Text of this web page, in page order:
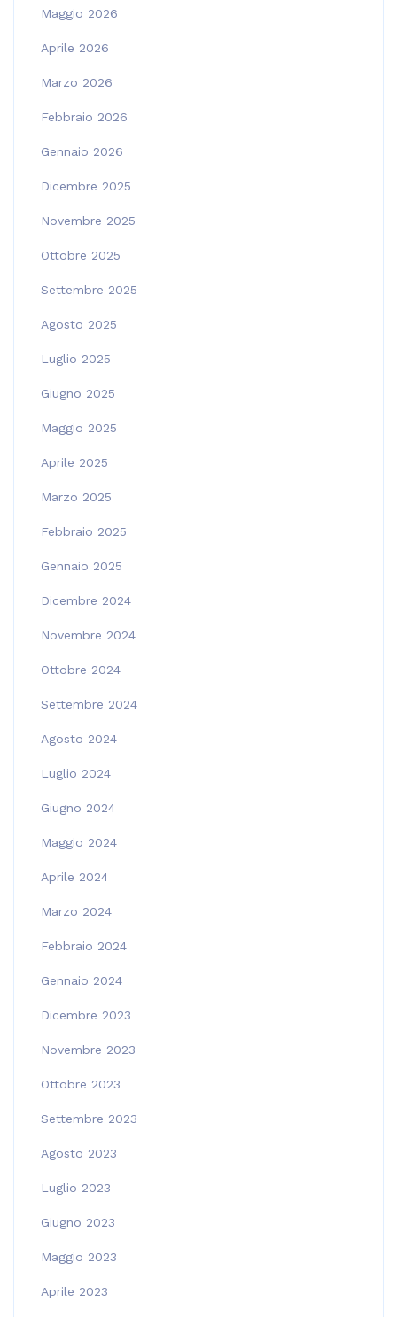
Maggio 2026
Aprile 2026
Marzo 2026
Febbraio 2026
Gennaio 2026
Dicembre 2025
Novembre 2025
Ottobre 2025
Settembre 2025
Agosto 2025
Luglio 2025
Giugno 2025
Maggio 2025
Aprile 2025
Marzo 2025
Febbraio 2025
Gennaio 2025
Dicembre 2024
Novembre 2024
Ottobre 2024
Settembre 2024
Agosto 2024
Luglio 2024
Giugno 2024
Maggio 2024
Aprile 2024
Marzo 2024
Febbraio 2024
Gennaio 2024
Dicembre 2023
Novembre 2023
Ottobre 2023
Settembre 2023
Agosto 2023
Luglio 2023
Giugno 2023
Maggio 2023
Aprile 2023